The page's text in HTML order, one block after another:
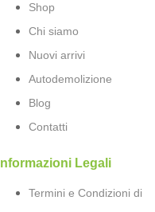
Shop
Chi siamo
Nuovi arrivi
Autodemolizione
Blog
Contatti
Informazioni Legali
Termini e Condizioni di